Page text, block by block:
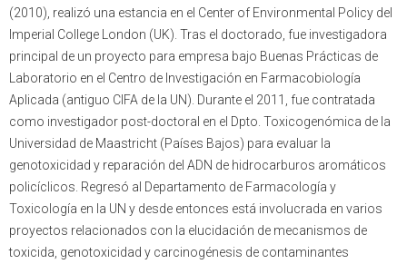
(2010), realizó una estancia en el Center of Environmental Policy del
Imperial College London (UK). Tras el doctorado, fue investigadora
principal de un proyecto para empresa bajo Buenas Prácticas de
Laboratorio en el Centro de Investigación en Farmacobiología
Aplicada (antiguo CIFA de la UN). Durante el 2011, fue contratada
como investigador post-doctoral en el Dpto. Toxicogenómica de la
Universidad de Maastricht (Países Bajos) para evaluar la
genotoxicidad y reparación del ADN de hidrocarburos aromáticos
policíclicos. Regresó al Departamento de Farmacología y
Toxicología en la UN y desde entonces está involucrada en varios
proyectos relacionados con la elucidación de mecanismos de
toxicida, genotoxicidad y carcinogénesis de contaminantes